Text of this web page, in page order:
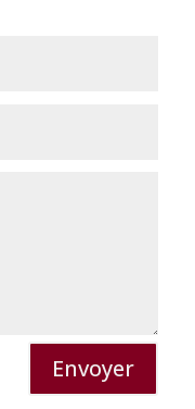
Envoyer